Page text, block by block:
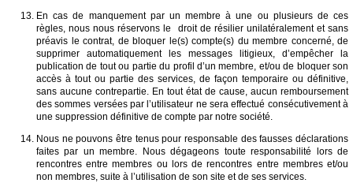
En cas de manquement par un membre à une ou plusieurs de ces
règles, nous nous réservons le droit de résilier unilatéralement et sans
préavis le contrat, de bloquer le(s) compte(s) du membre concerné, de
supprimer automatiquement les messages litigieux, d’empêcher la
publication de tout ou partie du profil d’un membre, et/ou de bloquer son
accès à tout ou partie des services, de façon temporaire ou définitive,
sans aucune contrepartie. En tout état de cause, aucun remboursement
des sommes versées par l’utilisateur ne sera effectué consécutivement à
une suppression définitive de compte par notre société.
Nous ne pouvons être tenus pour responsable des fausses déclarations
faites par un membre. Nous dégageons toute responsabilité lors de
rencontres entre membres ou lors de rencontres entre membres et/ou
non membres, suite à l’utilisation de son site et de ses services.